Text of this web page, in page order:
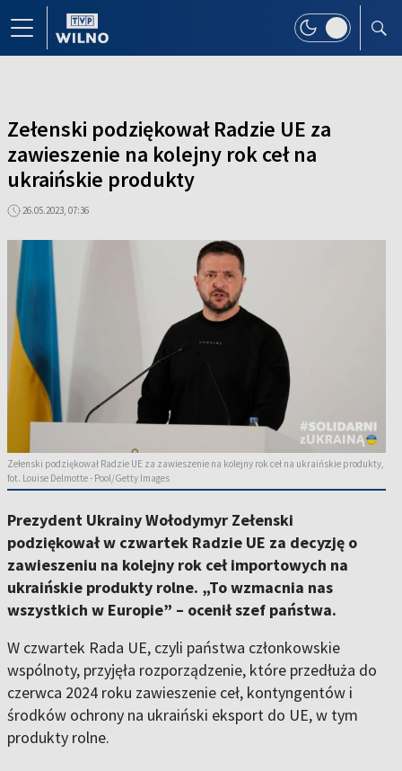
Zełenski podziękował Radzie UE za
zawieszenie na kolejny rok ceł na
ukraińskie produkty
26.05.2023, 07:36
Zełenski podziękował Radzie UE za zawieszenie na kolejny rok ceł na ukraińskie produkty,
fot. Louise Delmotte - Pool/Getty Images
Prezydent Ukrainy Wołodymyr Zełenski
podziękował w czwartek Radzie UE za decyzję o
zawieszeniu na kolejny rok ceł importowych na
ukraińskie produkty rolne. „To wzmacnia nas
wszystkich w Europie” – ocenił szef państwa.
W czwartek Rada UE, czyli państwa członkowskie
wspólnoty, przyjęła rozporządzenie, które przedłuża do
czerwca 2024 roku zawieszenie ceł, kontyngentów i
środków ochrony na ukraiński eksport do UE, w tym
produkty rolne.